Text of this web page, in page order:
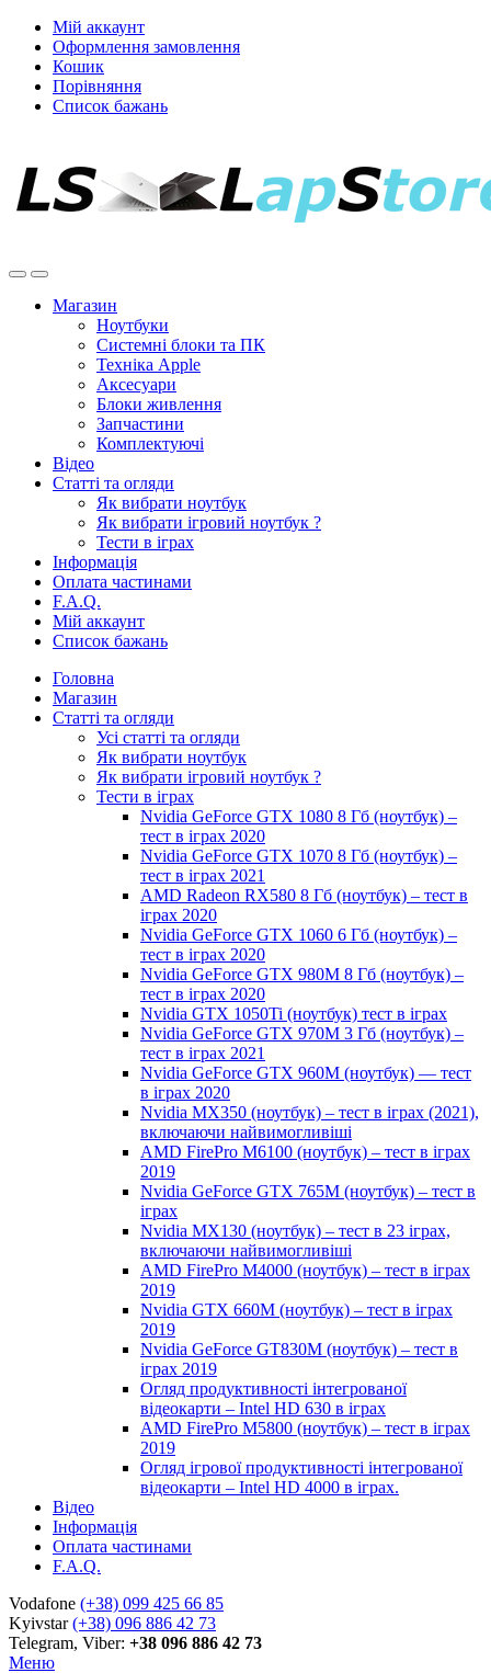
Мій аккаунт
Оформлення замовлення
Кошик
Порівняння
Список бажань
Магазин
Ноутбуки
Системні блоки та ПК
Техніка Apple
Аксесуари
Блоки живлення
Запчастини
Комплектуючі
Відео
Статті та огляди
Як вибрати ноутбук
Як вибрати ігровий ноутбук ?
Тести в іграх
Інформація
Оплата частинами
F.A.Q.
Мій аккаунт
Список бажань
Головна
Магазин
Статті та огляди
Усі статті та огляди
Як вибрати ноутбук
Як вибрати ігровий ноутбук ?
Тести в іграх
Nvidia GeForce GTX 1080 8 Гб (ноутбук) –
тест в іграх 2020
Nvidia GeForce GTX 1070 8 Гб (ноутбук) –
тест в іграх 2021
AMD Radeon RX580 8 Гб (ноутбук) – тест в
іграх 2020
Nvidia GeForce GTX 1060 6 Гб (ноутбук) –
тест в іграх 2020
Nvidia GeForce GTX 980M 8 Гб (ноутбук) –
тест в іграх 2020
Nvidia GTX 1050Ti (ноутбук) тест в іграх
Nvidia GeForce GTX 970M 3 Гб (ноутбук) –
тест в іграх 2021
Nvidia GeForce GTX 960M (ноутбук) — тест
в іграх 2020
Nvidia MX350 (ноутбук) – тест в іграх (2021),
включаючи найвимогливіші
AMD FirePro M6100 (ноутбук) – тест в іграх
2019
Nvidia GeForce GTX 765M (ноутбук) – тест в
іграх
Nvidia MX130 (ноутбук) – тест в 23 іграх,
включаючи найвимогливіші
AMD FirePro M4000 (ноутбук) – тест в іграх
2019
Nvidia GTX 660M (ноутбук) – тест в іграх
2019
Nvidia GeForce GT830M (ноутбук) – тест в
іграх 2019
Огляд продуктивності інтегрованої
відеокарти – Intel HD 630 в іграх
AMD FirePro M5800 (ноутбук) – тест в іграх
2019
Огляд ігрової продуктивності інтегрованої
відеокарти – Intel HD 4000 в іграх.
Відео
Інформація
Оплата частинами
F.A.Q.
Vodafone (+38) 099 425 66 85
Kyivstar(+38) 096 886 42 73
Telegram, Viber: +38 096 886 42 73
Меню